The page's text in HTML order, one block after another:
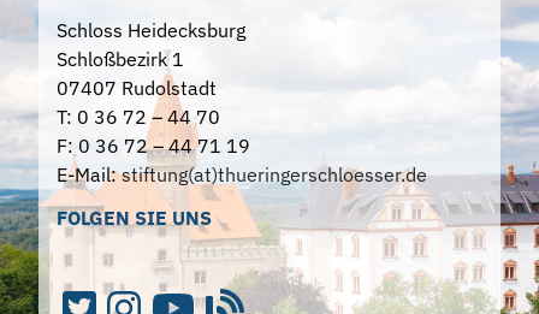
Schloss Heidecksburg
Schloßbezirk 1
07407 Rudolstadt
T: 0 36 72 – 44 70
F: 0 36 72 – 44 71 19
E-Mail:stiftung(at)thueringerschloesser.de
FOLGEN SIE UNS